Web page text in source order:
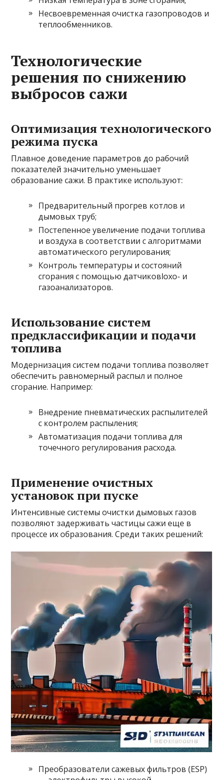
Несвоевременная очистка газопроводов и
теплообменников.
Технологические
решения по снижению
выбросов сажи
Оптимизация технологического
режима пуска
Плавное доведение параметров до рабочий
показателей значительно уменьшает
образование сажи. В практике используют:
Предварительный прогрев котлов и
дымовых труб;
Постепенное увеличение подачи топлива
и воздуха в соответствии с алгоритмами
автоматического регулирования;
Контроль температуры и состояний
сгорания с помощью датчиковloxо- и
газоанализаторов.
Использование систем
предклассификации и подачи
топлива
Модернизация систем подачи топлива позволяет
обеспечить равномерный распыл и полное
сгорание. Например:
Внедрение пневматических распылителей
с контролем распыления;
Автоматизация подачи топлива для
точечного регулирования расхода.
Применение очистных
установок при пуске
Интенсивные системы очистки дымовых газов
позволяют задерживать частицы сажи еще в
процессе их образования. Среди таких решений:
Преобразователи сажевых фильтров (ESP)